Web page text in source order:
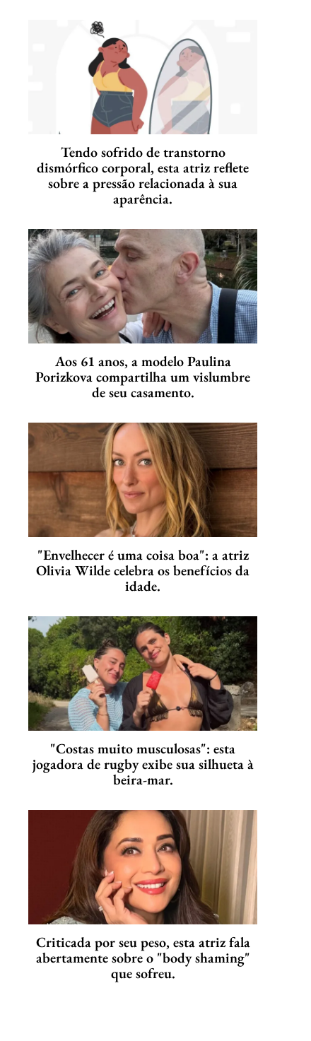
Tendo sofrido de transtorno
dismórfico corporal, esta atriz reflete
sobre a pressão relacionada à sua
aparência.
Aos 61 anos, a modelo Paulina
Porizkova compartilha um vislumbre
de seu casamento.
"Envelhecer é uma coisa boa": a atriz
Olivia Wilde celebra os benefícios da
idade.
"Costas muito musculosas": esta
jogadora de rugby exibe sua silhueta à
beira-mar.
Criticada por seu peso, esta atriz fala
abertamente sobre o "body shaming"
que sofreu.